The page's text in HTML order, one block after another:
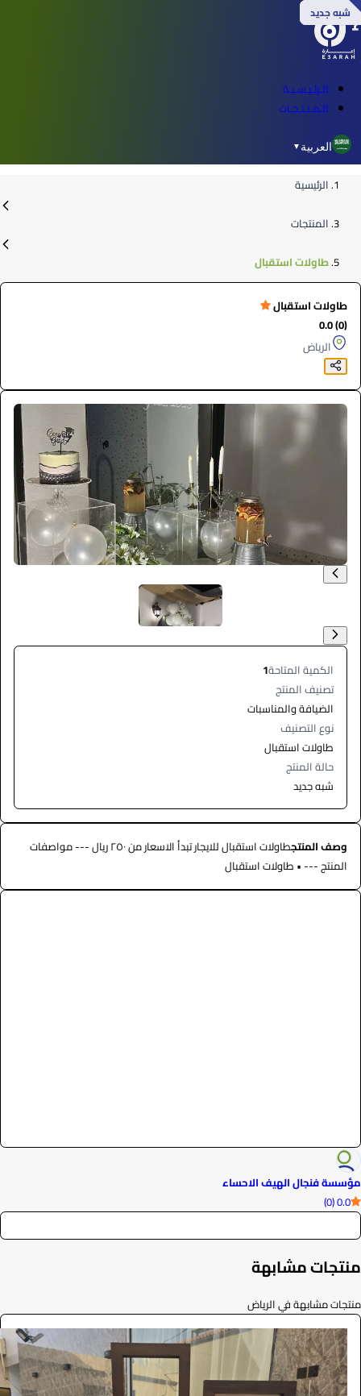
الـرئـيـسـيـة
الـمـنـتـجـات
العربية ▼
الرئيسية
المنتجات
طاولات استقبال
طاولات استقبال
(0) 0.0
الرياض
الكمية المتاحة1
تصنيف المنتج
الضيافة والمناسبات
نوع التصنيف
طاولات استقبال
حالة المنتج
شبه جديد
وصف المنتج
طاولات استقبال للايجار تبدأ الاسعار من ٢٥٠ ريال --- مواصفات
المنتج --- • طاولات استقبال
مؤسسة فنجال الهيف الاحساء
0.0 (0)
منتجات مشابهة
منتجات مشابهة في الرياض
شبه جديد
مدخل مناسبات
الضيافة والمناسبات
شبه جديد
شبه جديد
شبه جديد